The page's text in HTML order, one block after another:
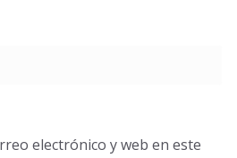
electrónico y web en este